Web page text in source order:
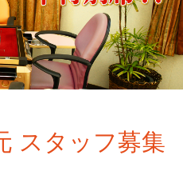
スタッフ募集